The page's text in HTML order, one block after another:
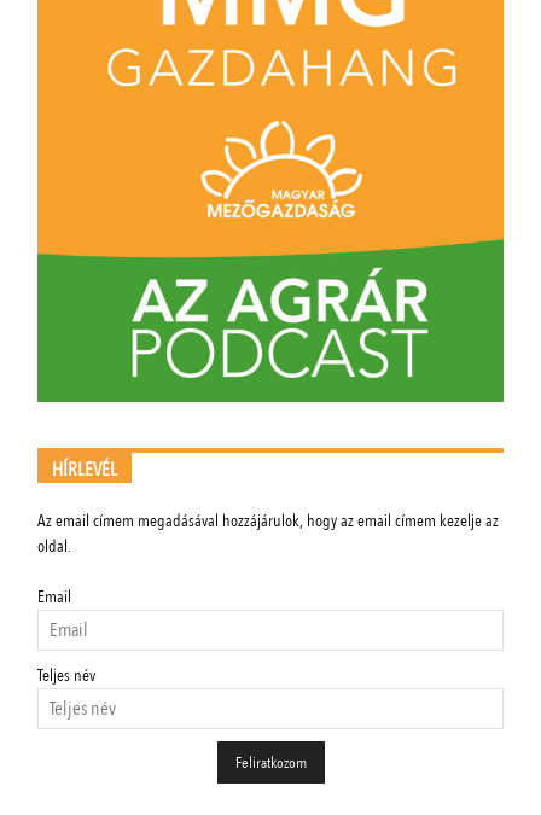
HÍRLEVÉL
Az email címem megadásával hozzájárulok, hogy az email címem kezelje az
oldal.
Email
Teljes név